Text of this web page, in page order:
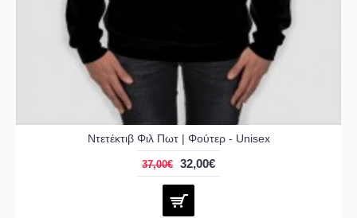
Ντετέκτιβ Φιλ Πωτ | Φούτερ - Unisex
37,00€ 32,00€